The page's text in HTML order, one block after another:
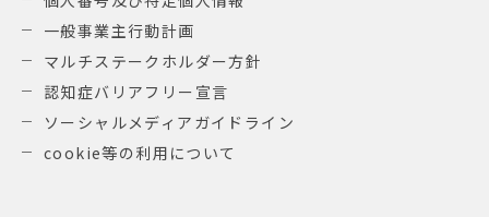
一般事業主行動計画
マルチステークホルダー方針
認知症バリアフリー宣言
ソーシャルメディアガイドライン
cookie等の利用について